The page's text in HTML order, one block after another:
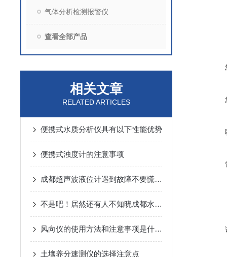
气体分析检测报警仪
查看全部产品
相关文章
RELATED ARTICLES
便携式水质分析仪具有以下性能优势
便携式浊度计的注意事项
成都超声波液位计遇到故障不要慌！先看下文
不是吧！居然还有人不知晓成都水质采样器功能的
风向仪的使用方法和注意事项是什么？
土壤养分速测仪的选择注意点